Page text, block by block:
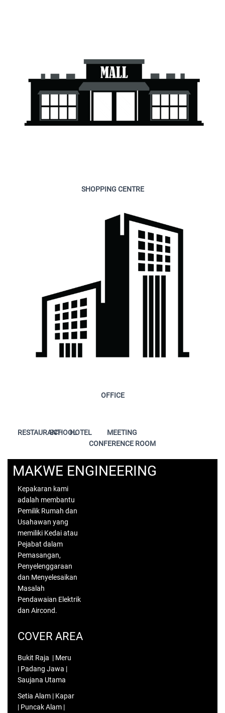
SHOPPING CENTRE
OFFICE
RESTAURANTSCHOOLHOTEL
MEETING
CONFERENCE ROOM
MAKWE ENGINEERING
Kepakaran kami
adalah membantu
Pemilik Rumah dan
Usahawan yang
memiliki Kedai atau
Pejabat dalam
Pemasangan,
Penyelenggaraan
dan Menyelesaikan
Masalah
Pendawaian Elektrik
dan Aircond.
COVER AREA
Bukit Raja | Meru
| Padang Jawa |
Saujana Utama
Setia Alam | Kapar
| Puncak Alam |